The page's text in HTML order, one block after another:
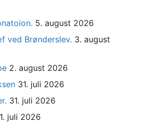
5. august 2026
ved Brønderslev. 3. august
2. august 2026
31. juli 2026
31. juli 2026
juli 2026